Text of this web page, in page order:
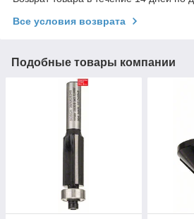
Все условия возврата
Подобные товары компании